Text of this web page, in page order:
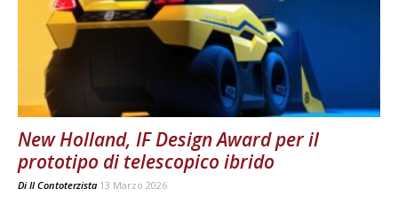
New Holland, IF Design Award per il
prototipo di telescopico ibrido
Di Il Contoterzista 13 Marzo 2026